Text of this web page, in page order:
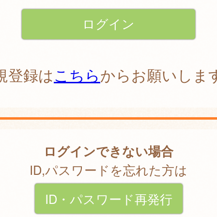
登録はこちらからお願いしま
ログインできない場合
ID,パスワードを忘れた方は
ID・パスワード再発行